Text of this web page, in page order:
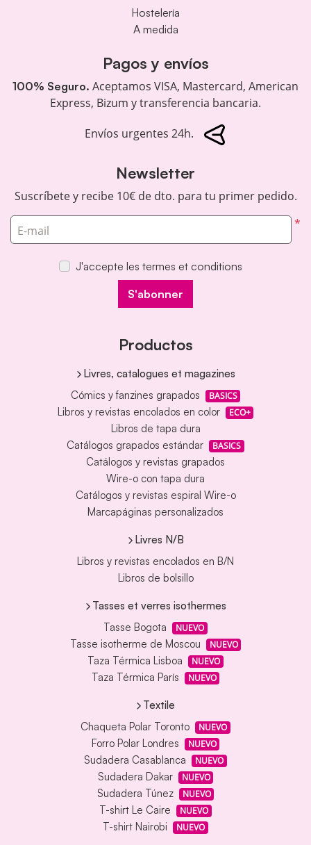
Hostelería
A medida
Pagos y envíos
100% Seguro. Aceptamos VISA, Mastercard, American
Express, Bizum y transferencia bancaria.
Envíos urgentes 24h.
Newsletter
Suscríbete y recibe 10€ de dto. para tu primer pedido.
*
E-mail
J'accepte les termes et conditions
S'abonner
Productos
Livres, catalogues et magazines
Cómics y fanzines grapados
BASICS
Libros y revistas encolados en color ECO+
Libros de tapa dura
Catálogos grapados estándar
BASICS
Catálogos y revistas grapados
Wire-o con tapa dura
Catálogos y revistas espiral Wire-o
Marcapáginas personalizados
Livres N/B
Libros y revistas encolados en B/N
Libros de bolsillo
Tasses et verres isothermes
Tasse Bogota
NUEVO
Tasse isotherme de Moscou NUEVO
Taza Térmica Lisboa NUEVO
Taza Térmica París NUEVO
Textile
Chaqueta Polar Toronto
NUEVO
Forro Polar Londres NUEVO
Sudadera Casablanca NUEVO
Sudadera Dakar NUEVO
Sudadera Túnez NUEVO
T-shirt Le Caire NUEVO
T-shirt Nairobi NUEVO